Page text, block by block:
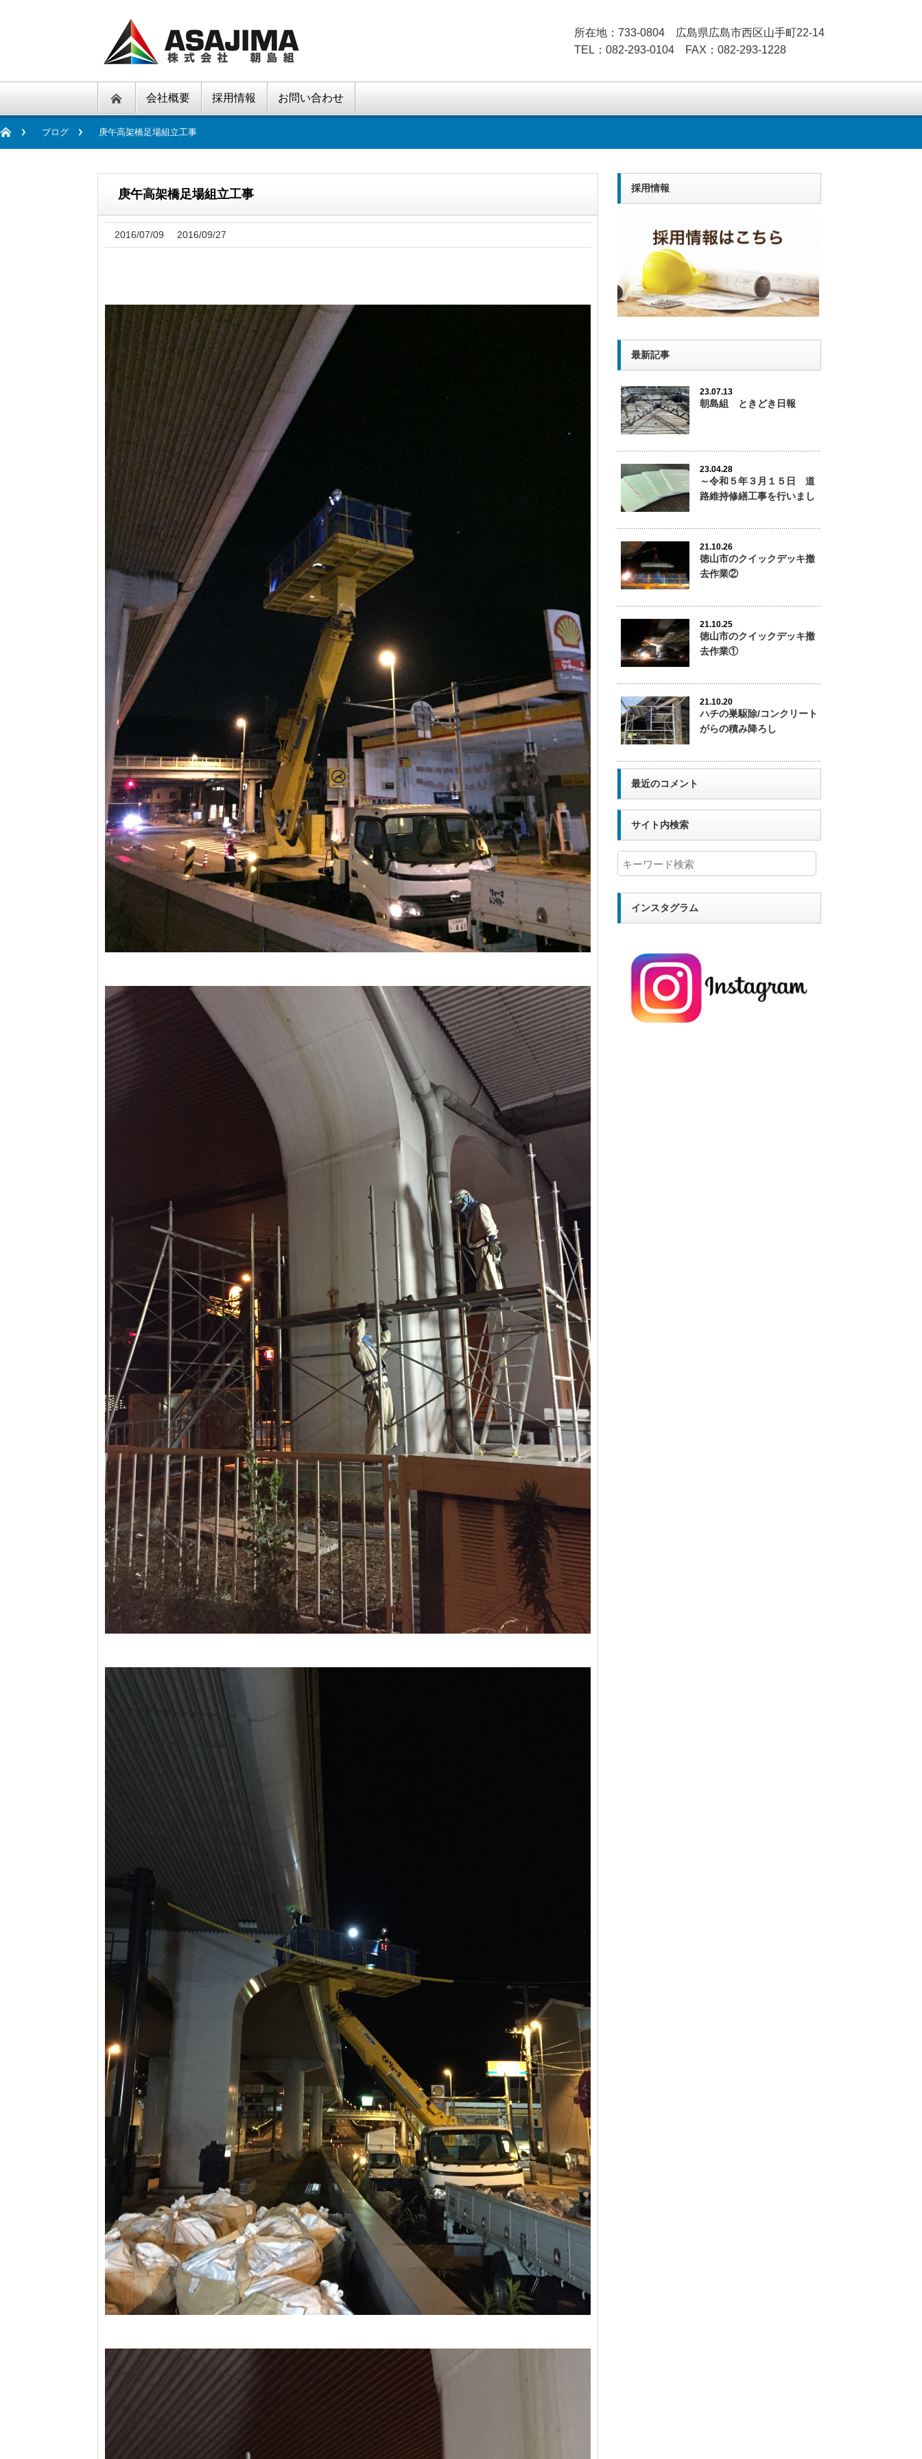
所在地：733-0804 広島県広島市西区山手町22-14
TEL：082-293-0104 FAX：082-293-1228
会社概要 採用情報 お問い合わせ
ブログ 庚午高架橋足場組立工事
庚午高架橋足場組立工事
2016/07/09 2016/09/27
採用情報
最新記事
23.07.13
朝島組 ときどき日報
23.04.28
～令和５年３月１５日 道
路維持修繕工事を行いまし
21.10.26
徳山市のクイックデッキ撤
去作業②
21.10.25
徳山市のクイックデッキ撤
去作業①
21.10.20
ハチの巣駆除/コンクリート
がらの積み降ろし
最近のコメント
サイト内検索
インスタグラム